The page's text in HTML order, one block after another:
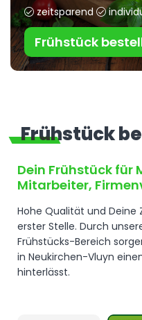
zeitsparend
Frühstück
Frühstück
Dein Frühstück für
Mitarbeiter,
Hohe Qualität und
erster Stelle. Durch
Frühstücks-Bereich
in Neukirchen-Vluyn
hinterlässt.